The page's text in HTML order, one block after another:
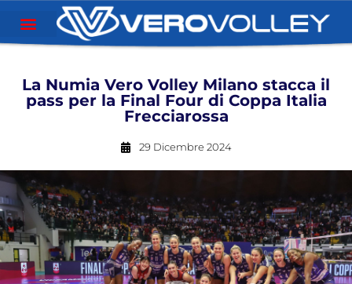
La Numia Vero Volley Milano stacca il
pass per la Final Four di Coppa Italia
Frecciarossa
29 Dicembre 2024